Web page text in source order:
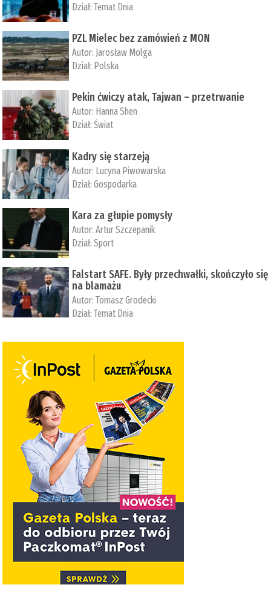
Dział:Temat Dnia
PZL Mielec bez zamówień z MON
Autor: Jarosław Molga
Dział: Polska
Pekin ćwiczy atak, Tajwan – przetrwanie
Autor: ­Hanna Shen
Dział:Świat
Kadry się starzeją
Autor: Lucyna Piwowarska
Dział:Gospodarka
Kara za głupie pomysły
Autor:Artur Szczepanik
Dział:Sport
Falstart SAFE. Były przechwałki, skończyło się
na blamażu
Autor:Tomasz Grodecki
Dział:Temat Dnia